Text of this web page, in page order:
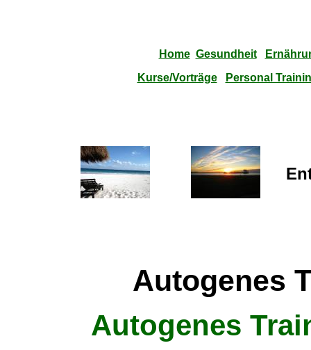
Home Gesundheit
Kurse/Vorträge
Personal
Autogenes
Autogenes